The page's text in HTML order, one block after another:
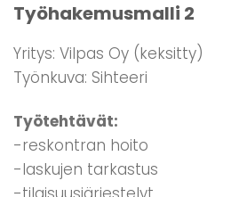
Työhakemusmalli 2
Yritys: Vilpas Oy (keksitty)
Työnkuva: Sihteeri
Työtehtävät:
-reskontran hoito
-laskujen tarkastus